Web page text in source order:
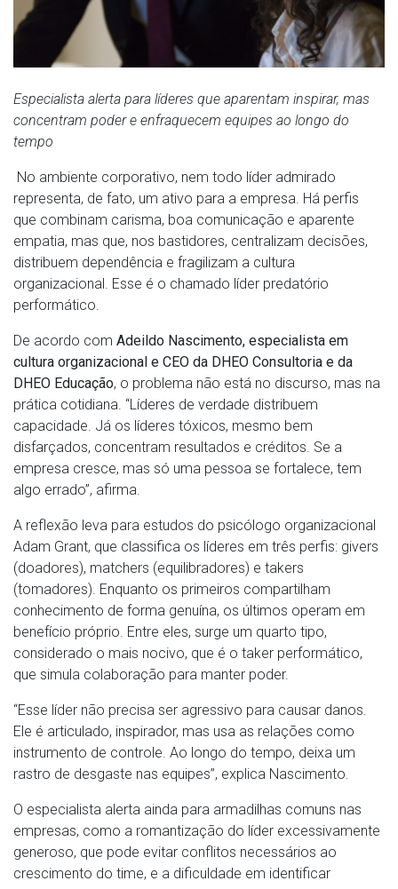
Especialista alerta para líderes que aparentam inspirar, mas
concentram poder e enfraquecem equipes ao longo do
tempo
No ambiente corporativo, nem todo líder admirado
representa, de fato, um ativo para a empresa. Há perfis
que combinam carisma, boa comunicação e aparente
empatia, mas que, nos bastidores, centralizam decisões,
distribuem dependência e fragilizam a cultura
organizacional. Esse é o chamado líder predatório
performático.
De acordo com Adeildo Nascimento, especialista em
cultura organizacional e CEO da DHEO Consultoria e da
DHEO Educação, o problema não está no discurso, mas na
prática cotidiana. “Líderes de verdade distribuem
capacidade. Já os líderes tóxicos, mesmo bem
disfarçados, concentram resultados e créditos. Se a
empresa cresce, mas só uma pessoa se fortalece, tem
algo errado”, afirma.
A reflexão leva para estudos do psicólogo organizacional
Adam Grant, que classifica os líderes em três perfis: givers
(doadores), matchers (equilibradores) e takers
(tomadores). Enquanto os primeiros compartilham
conhecimento de forma genuína, os últimos operam em
benefício próprio. Entre eles, surge um quarto tipo,
considerado o mais nocivo, que é o taker performático,
que simula colaboração para manter poder.
“Esse líder não precisa ser agressivo para causar danos.
Ele é articulado, inspirador, mas usa as relações como
instrumento de controle. Ao longo do tempo, deixa um
rastro de desgaste nas equipes”, explica Nascimento.
O especialista alerta ainda para armadilhas comuns nas
empresas, como a romantização do líder excessivamente
generoso, que pode evitar conflitos necessários ao
crescimento do time, e a dificuldade em identificar